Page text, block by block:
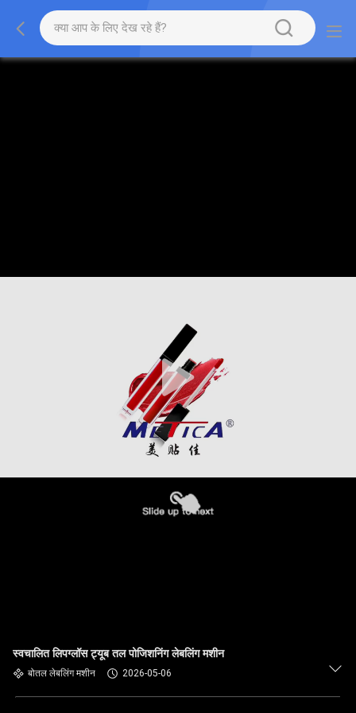
स्वचालित लिपग्लॉस ट्यूब तल पोजिशनिंग लेबलिंग मशीन
बोतल लेबलिंग मशीन 2026-05-06